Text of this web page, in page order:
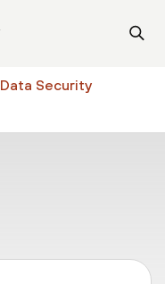
Data Security